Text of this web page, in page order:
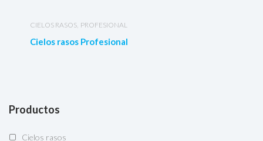
CIELOS RASOS PROFESIONAL
Cielos rasos Profesional
Productos
Cielos rasos